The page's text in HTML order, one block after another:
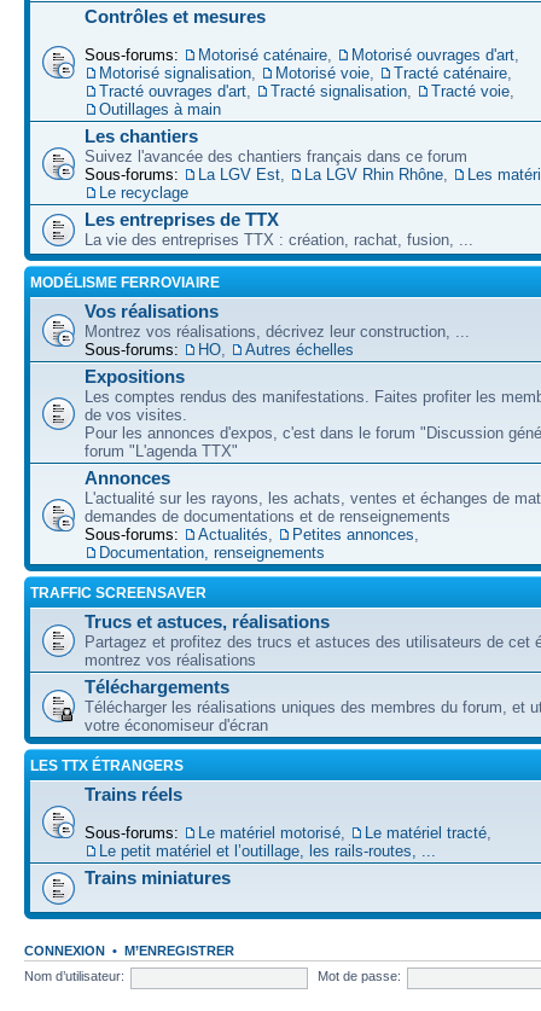
Contrôles et mesures
Sous-forums: Motorisé caténaire Motorisé ouvrages d'art
Motorisé signalisation
Motorisé voie Tracté caténaire
Tracté ouvrages d'art
Tracté signalisation Tracté voie
Outillages à main
Les chantiers
Suivez l'avancée des chantiers français dans ce forum
Sous-forums:
La LGV Est La LGV Rhin Rhône
Les
Le recyclage
Les entreprises de TTX
La vie des entreprises TTX : création, rachat, fusion, ...
MODÉLISME FERROVIAIRE
Vos réalisations
Montrez vos réalisations, décrivez leur construction, ...
Sous-forums:
HO Autres échelles
Expositions
Les comptes rendus des manifestations. Faites profiter les
de vos visites.
Pour les annonces d'expos, c'est dans le forum "Discussion
forum "L'agenda TTX"
Annonces
L'actualité sur les rayons, les achats, ventes et échanges de
demandes de documentations et de renseignements
Sous-forums:
Actualités Petites annonces
Documentation, renseignements
TRAFFIC SCREENSAVER
Trucs et astuces, réalisations
Partagez et profitez des trucs et astuces des utilisateurs de cet
montrez vos réalisations
Téléchargements
Télécharger les réalisations uniques des membres du forum, et
votre économiseur d'écran
LES TTX ÉTRANGERS
Trains réels
Sous-forums: Le matériel motorisé Le matériel tracté
Le petit matériel et l’outillage, les rails-routes, ...
Trains miniatures
CONNEXION • M’ENREGISTRER
Nom d’utilisateur:
Mot de passe: